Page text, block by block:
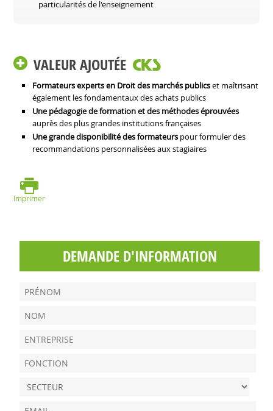
particularités de l'enseignement
VALEUR AJOUTÉE
Formateurs experts en Droit des marchés publicset maîtrisant
également les fondamentaux des achats publics
Une pédagogie de formation et des méthodes éprouvées
auprès des plus grandes institutions françaises
Une grande disponibilité des formateurs pour formuler des
recommandations personnalisées aux stagiaires
Imprimer
DEMANDE D'INFORMATION